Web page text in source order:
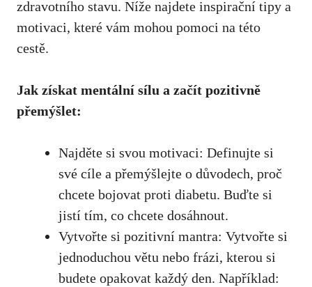
zdravotního stavu. Níže najdete inspirační tipy a
⁣motivaci, které vám mohou pomoci na této
cestě.
Jak získat mentální sílu a začít​ pozitivně
⁤přemýšlet:
Najděte si svou motivaci:⁣ Definujte si
své cíle a přemýšlejte o důvodech, ⁢proč
chcete bojovat proti diabetu. Buďte si
jistí ⁢tím, co chcete dosáhnout.
Vytvořte si pozitivní mantra: Vytvořte si
jednoduchou větu nebo frázi, kterou si
budete opakovat⁤ každý den. Například: